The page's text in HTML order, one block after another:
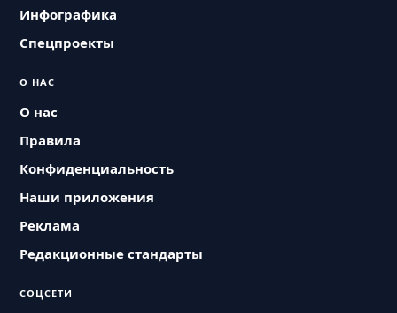
Инфографика
Спецпроекты
О НАС
О нас
Правила
Конфиденциальность
Наши приложения
Реклама
Редакционные стандарты
СОЦСЕТИ